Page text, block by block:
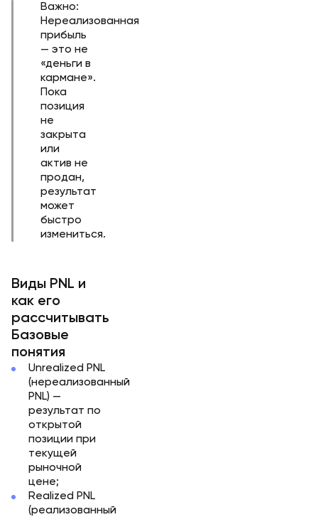
Важно:
Нереализованная
прибыль
— это не
«деньги в
кармане».
Пока
позиция
не
закрыта
или
актив не
продан,
результат
может
быстро
измениться.
Виды PNL и
как его
рассчитывать
Базовые
понятия
Unrealized PNL
(нереализованный
PNL) —
результат по
открытой
позиции при
текущей
рыночной
цене;
Realized PNL
(реализованный